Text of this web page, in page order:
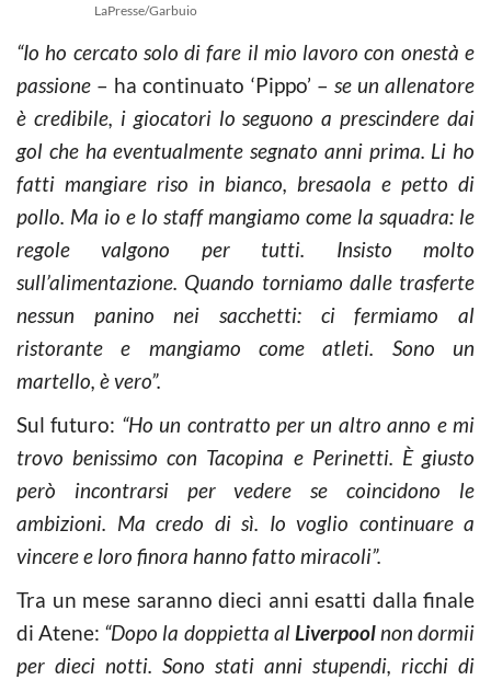
LaPresse/Garbuio
“Io ho cercato solo di fare il mio lavoro con onestà e
passione – ha continuato ‘Pippo’ – se un allenatore
è credibile, i giocatori lo seguono a prescindere dai
gol che ha eventualmente segnato anni prima. Li ho
fatti mangiare riso in bianco, bresaola e petto di
pollo. Ma io e lo staff mangiamo come la squadra: le
regole valgono per tutti. Insisto molto
sull’alimentazione. Quando torniamo dalle trasferte
nessun panino nei sacchetti: ci fermiamo al
ristorante e mangiamo come atleti. Sono un
martello, è vero”.
Sul futuro: “Ho un contratto per un altro anno e mi
trovo benissimo con Tacopina e Perinetti. È giusto
però incontrarsi per vedere se coincidono le
ambizioni. Ma credo di sì. Io voglio continuare a
vincere e loro finora hanno fatto miracoli”.
Tra un mese saranno dieci anni esatti dalla finale
di Atene: “Dopo la doppietta alLiverpoolnon dormii
per dieci notti. Sono stati anni stupendi, ricchi di